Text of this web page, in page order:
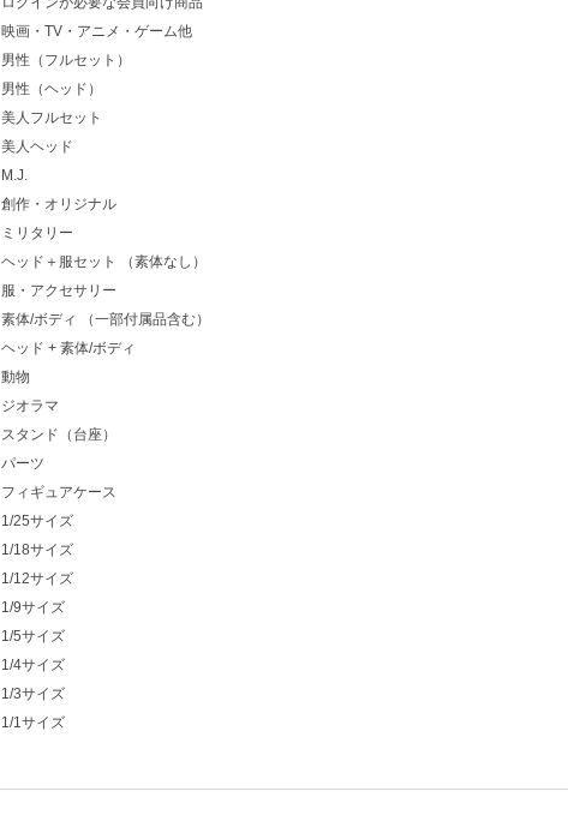
映画・TV・アニメ・ゲーム他
男性（フルセット）
男性（ヘッド）
美人フルセット
美人ヘッド
M.J.
創作・オリジナル
ミリタリー
ヘッド＋服セット （素体なし）
服・アクセサリー
素体/ボディ （一部付属品含む）
ヘッド + 素体/ボディ
動物
ジオラマ
スタンド（台座）
パーツ
フィギュアケース
1/25サイズ
1/18サイズ
1/12サイズ
1/9サイズ
1/5サイズ
1/4サイズ
1/3サイズ
1/1サイズ